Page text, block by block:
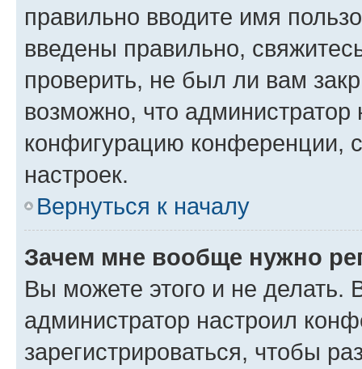
правильно вводите имя
введены правильно,
проверить, не был ли вам
возможно, что администратор
конфигурацию конференции,
настроек.
Вернуться к началу
Зачем мне вообще нужно
Вы можете этого и не делать.
администратор настроил
зарегистрироваться, чтобы